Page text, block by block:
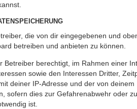
die von dir eingegebenen und
betreiben und anbieten zu können.
Betreiber berechtigt, im Rahmen einer
sowie den Interessen Dritter,
deiner IP-Adresse und der von
sofern dies zur Gefahrenabwehr oder
ist.